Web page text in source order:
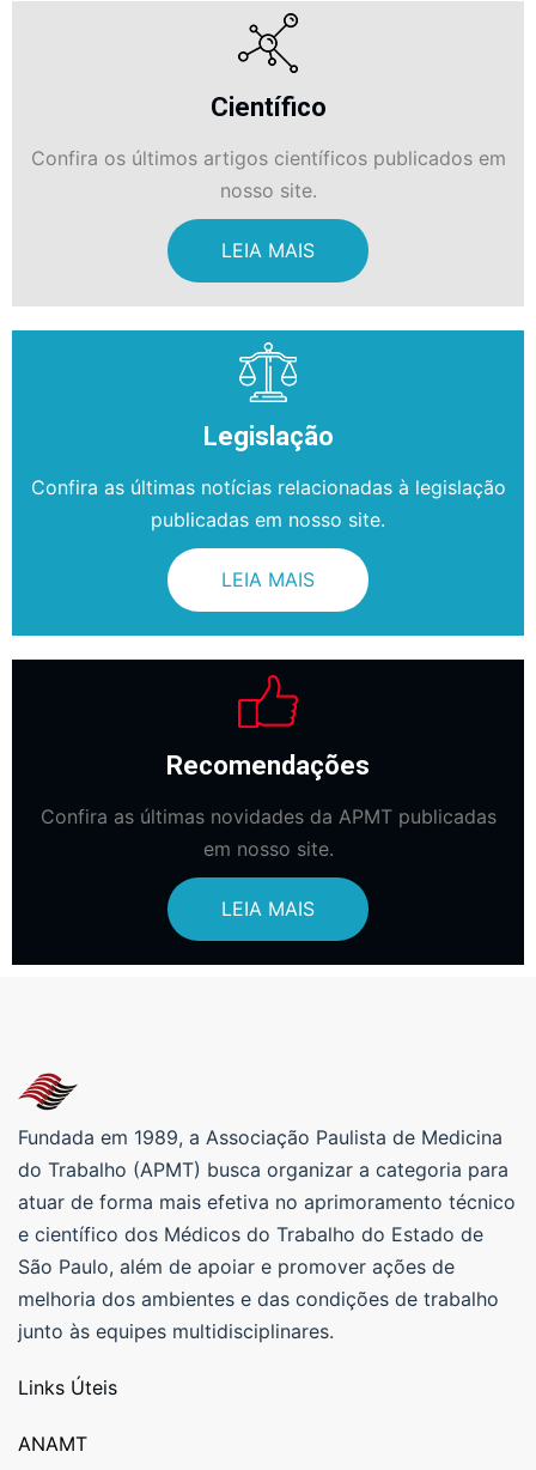
Científico
Confira os últimos artigos científicos publicados em
nosso site.
LEIA MAIS
Legislação
Confira as últimas notícias relacionadas à legislação
publicadas em nosso site.
LEIA MAIS
Recomendações
Confira as últimas novidades da APMT publicadas
em nosso site.
LEIA MAIS
Fundada em 1989, a Associação Paulista de Medicina
do Trabalho (APMT) busca organizar a categoria para
atuar de forma mais efetiva no aprimoramento técnico
e científico dos Médicos do Trabalho do Estado de
São Paulo, além de apoiar e promover ações de
melhoria dos ambientes e das condições de trabalho
junto às equipes multidisciplinares.
Links Úteis
ANAMT